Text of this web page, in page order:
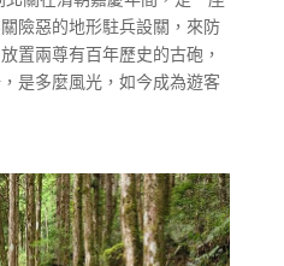
險惡的地形駐兵設關，來防
置兩尊有百年歷史的古砲，
是多麼風光，如今成為遊客